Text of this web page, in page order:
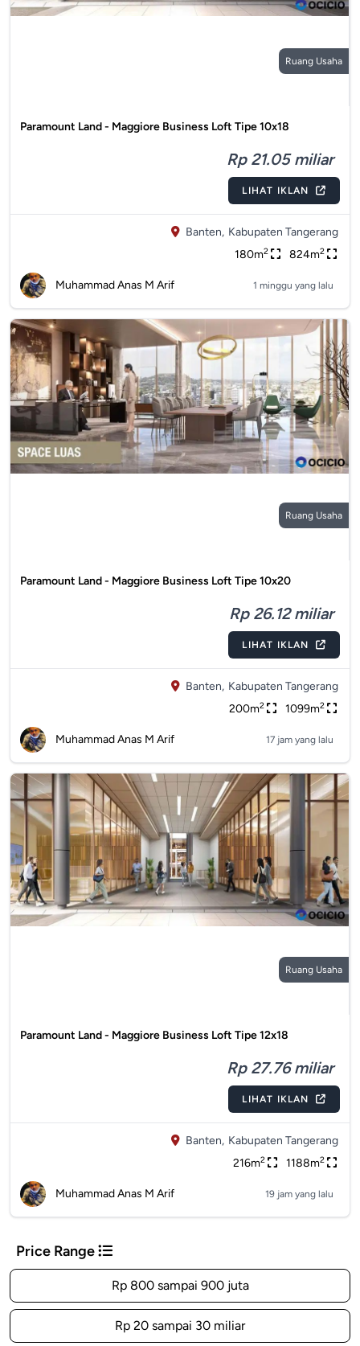
Ruang Usaha
Paramount Land - Maggiore Business Loft Tipe 10x18
Rp 21.05 miliar
LIHAT IKLAN
Banten, Kabupaten Tangerang
180m2 824m2
Muhammad Anas M Arif 1 minggu yang lalu
Ruang Usaha
Paramount Land - Maggiore Business Loft Tipe 10x20
Rp 26.12 miliar
LIHAT IKLAN
Banten, Kabupaten Tangerang
200m2 1099m2
Muhammad Anas M Arif 17 jam yang lalu
Ruang Usaha
Paramount Land - Maggiore Business Loft Tipe 12x18
Rp 27.76 miliar
LIHAT IKLAN
Banten, Kabupaten Tangerang
216m2 1188m2
Muhammad Anas M Arif 19 jam yang lalu
Price Range
Rp 800 sampai 900 juta
Rp 20 sampai 30 miliar